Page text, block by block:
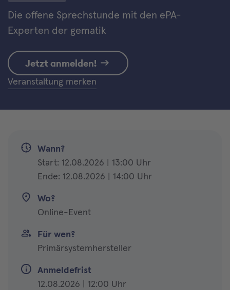
Die offene Sprechstunde mit den ePA-
Experten der gematik
Jetzt anmelden!
Veranstaltung merken
Wann?
Start: 12.08.2026 | 13:00 Uhr
Ende: 12.08.2026 | 14:00 Uhr
Wo?
Online-Event
Für wen?
Primärsystemhersteller
Anmeldefrist
12.08.2026 | 12:00 Uhr